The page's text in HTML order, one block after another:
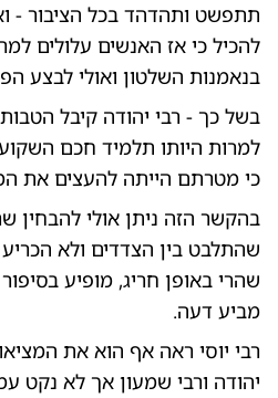
תתפשט ותהדהד בכל הציבור -
להכיל כי אז האנשים עלולים
בנאמנות השלטון ואולי לבצע
בשל כך - רבי יהודה קיבל
למרות היותו תלמיד חכם
כי מטרתם הייתה להעצים את
בהקשר הזה ניתן אולי להבחין
שהתלבט בין הצדדים ולא
שהרי באופן חריג, מופיע
מביע דעה.
רבי יוסי ראה אף הוא את
יהודה ורבי שמעון אך לא נקט